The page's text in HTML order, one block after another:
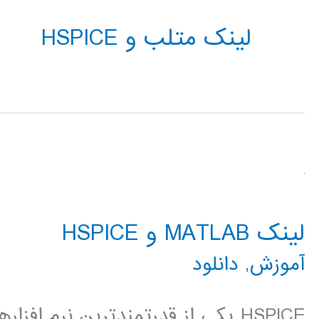
لینک متلب و HSPICE
لینک MATLAB و HSPICE
آموزش, دانلود